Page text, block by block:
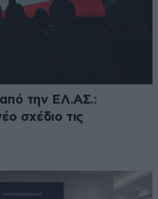
την ΕΛ.ΑΣ.:
σχέδιο τις